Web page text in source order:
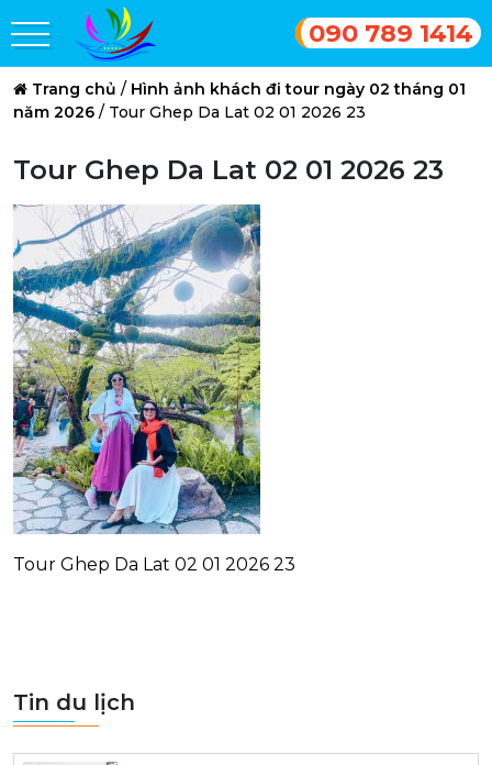
090 789 1414
Trang chủ / Hình ảnh khách đi tour ngày 02 tháng 01
năm 2026 / Tour Ghep Da Lat 02 01 2026 23
Tour Ghep Da Lat 02 01 2026 23
Tour Ghep Da Lat 02 01 2026 23
Tin du lịch